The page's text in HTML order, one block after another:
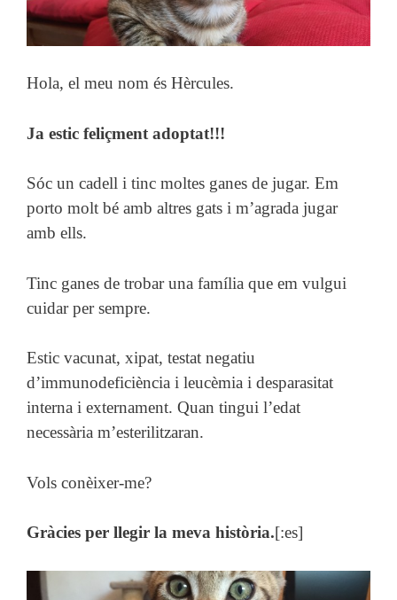
Hola, el meu nom és Hèrcules.
Ja estic feliçment adoptat!!!
Sóc un cadell i tinc moltes ganes de jugar. Em
porto molt bé amb altres gats i m’agrada jugar
amb ells.
Tinc ganes de trobar una família que em vulgui
cuidar per sempre.
Estic vacunat, xipat, testat negatiu
d’immunodeficiència i leucèmia i desparasitat
interna i externament. Quan tingui l’edat
necessària m’esterilitzaran.
Vols conèixer-me?
Gràcies per llegir la meva història.[:es]